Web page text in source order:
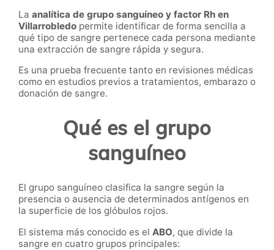
La analítica de grupo sanguíneo y factor Rh en
Villarrobledo permite identificar de forma sencilla a
qué tipo de sangre pertenece cada persona mediante
una extracción de sangre rápida y segura.
Es una prueba frecuente tanto en revisiones médicas
como en estudios previos a tratamientos, embarazo o
donación de sangre.
Qué es el grupo
sanguíneo
El grupo sanguíneo clasifica la sangre según la
presencia o ausencia de determinados antígenos en
la superficie de los glóbulos rojos.
El sistema más conocido es el ABO, que divide la
sangre en cuatro grupos principales: